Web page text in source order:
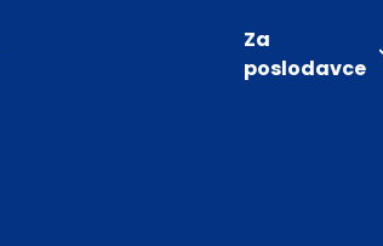
Za
poslodavce